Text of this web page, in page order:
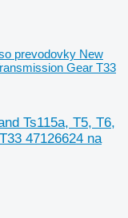
prevodovky New
Gear T33
Ts115a, T5, T6,
47126624 na